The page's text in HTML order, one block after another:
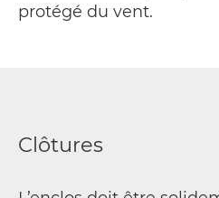
protégé du vent.
Clôtures